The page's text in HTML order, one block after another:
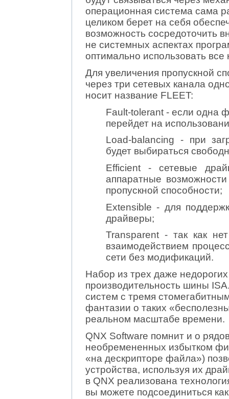
операционная система сама
целиком берет на себя
возможность сосредоточить
не системных аспектах
оптимально использовать
Для увеличения пропускной
через три сетевых канала
носит название FLEET:
Fault-tolerant - если одна
перейдет на
Load-balancing - при
будет выбираться
Efficient - сетевые
аппаратные
пропускной способности;
Extensible - для
драйверы;
Transparent - так как
взаимодействием
сети без модификаций.
Набор из трех даже
производительность шины
систем с тремя
фантазии о таких
реальном масштабе времени.
QNX Software помнит и о
необремененных избытком
«на дескрипторе файла»)
устройства, используя их
в QNX реализована
вы можете подсоединиться